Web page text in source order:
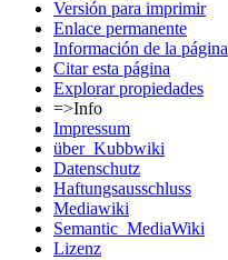
Versión para imprimir
Enlace permanente
Información de la página
Citar esta página
Explorar propiedades
=>Info
Impressum
über_Kubbwiki
Datenschutz
Haftungsausschluss
Mediawiki
Semantic_MediaWiki
Lizenz